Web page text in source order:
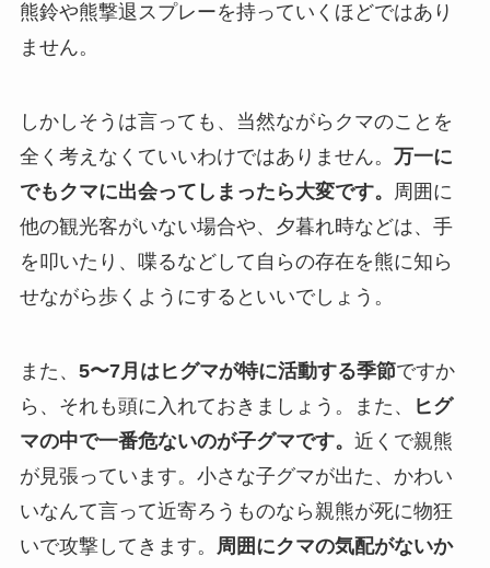
熊鈴や熊撃退スプレーを持っていくほどではあり
ません。
しかしそうは言っても、当然ながらクマのことを
全く考えなくていいわけではありません。 万一に
でもクマに出会ってしまったら大変です。
周囲に
他の観光客がいない場合や、夕暮れ時などは、手
を叩いたり、喋るなどして自らの存在を熊に知ら
せながら歩くようにするといいでしょう。
また、 5〜7月はヒグマが特に活動する季節ですか
ら、それも頭に入れておきましょう。また、
ヒグ
マの中で一番危ないのが子グマです。 近くで親熊
が見張っています。小さな子グマが出た、かわい
いなんて言って近寄ろうものなら親熊が死に物狂
いで攻撃してきます。
周囲にクマの気配がないか